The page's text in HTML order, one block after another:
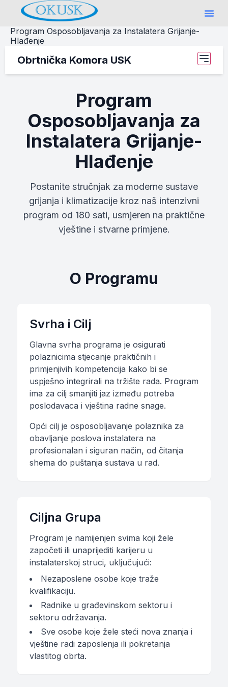
Program Osposobljavanja za Instalatera Grijanje-
Hlađenje
Obrtnička Komora USK
Program
Osposobljavanja za
Instalatera Grijanje-
Hlađenje
Postanite stručnjak za moderne sustave
grijanja i klimatizacije kroz naš intenzivni
program od 180 sati, usmjeren na praktične
vještine i stvarne primjene.
O Programu
Svrha i Cilj
Glavna svrha programa je osigurati
polaznicima stjecanje praktičnih i
primjenjivih kompetencija kako bi se
uspješno integrirali na tržište rada. Program
ima za cilj smanjiti jaz između potreba
poslodavaca i vještina radne snage.
Opći cilj je osposobljavanje polaznika za
obavljanje poslova instalatera na
profesionalan i siguran način, od čitanja
shema do puštanja sustava u rad.
Ciljna Grupa
Program je namijenjen svima koji žele
započeti ili unaprijediti karijeru u
instalaterskoj struci, uključujući:
Nezaposlene osobe koje traže
kvalifikaciju.
Radnike u građevinskom sektoru i
sektoru održavanja.
Sve osobe koje žele steći nova znanja i
vještine radi zaposlenja ili pokretanja
vlastitog obrta.